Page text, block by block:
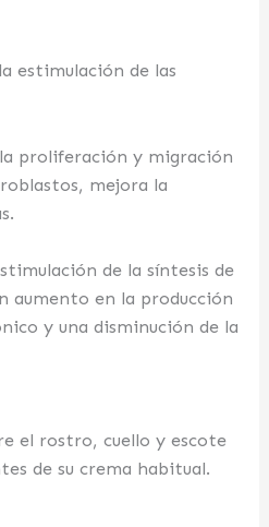
estimulación de las
proliferación y migración
mejora la
de la síntesis de
aumento en la producción
y una disminución de la
el rostro, cuello y escote
de su crema habitual.